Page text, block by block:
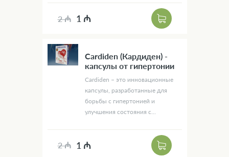
2 ₼ 1 ₼
Cardiden (Кардиден) -
капсулы от гипертонии
Cardiden – это инновационные
капсулы, разработанные для
борьбы с гипертонией и
улучшения состояния с...
2 ₼ 1 ₼